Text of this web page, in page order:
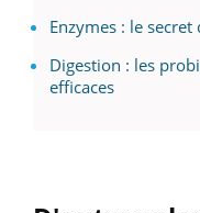
Enzymes : le
Digestion : les
efficaces